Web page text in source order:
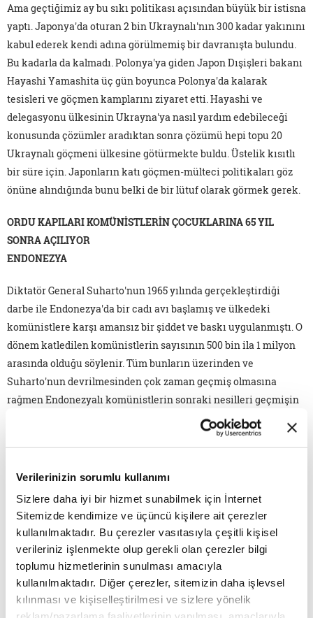
Verilerinizin sorumlu kullanımı
Sizlere daha iyi bir hizmet sunabilmek için İnternet
Sitemizde kendimize ve üçüncü kişilere ait çerezler
kullanılmaktadır. Bu çerezler vasıtasıyla çeşitli kişisel
verileriniz işlenmekte olup gerekli olan çerezler bilgi
toplumu hizmetlerinin sunulması amacıyla
kullanılmaktadır. Diğer çerezler, sitemizin daha işlevsel
kılınması ve kişiselleştirilmesi ve sizlere yönelik
Ama geçtiğimiz ay bu sıkı politikası açısından büyük bir istisna
yaptı. Japonya'da oturan 2 bin Ukraynalı'nın 300 kadar yakınını
kabul ederek kendi adına görülmemiş bir davranışta bulundu.
Bu kadarla da kalmadı. Polonya'ya giden Japon Dışişleri bakanı
Hayashi Yamashita üç gün boyunca Polonya'da kalarak
tesisleri ve göçmen kamplarını ziyaret etti. Hayashi ve
delegasyonu ülkesinin Ukrayna'ya nasıl yardım edebileceği
konusunda çözümler aradıktan sonra çözümü hepi topu 20
Ukraynalı göçmeni ülkesine götürmekte buldu. Üstelik kısıtlı
bir süre için. Japonların katı göçmen-mülteci politikaları göz
önüne alındığında bunu belki de bir lütuf olarak görmek gerek.
ORDU KAPILARI KOMÜNİSTLERİN ÇOCUKLARINA 65 YIL
SONRA AÇILIYOR
ENDONEZYA
Diktatör General Suharto'nun 1965 yılında gerçekleştirdiği
darbe ile Endonezya'da bir cadı avı başlamış ve ülkedeki
komünistlere karşı amansız bir şiddet ve baskı uygulanmıştı. O
dönem katledilen komünistlerin sayısının 500 bin ila 1 milyon
arasında olduğu söylenir. Tüm bunların üzerinden ve
Suharto'nun devrilmesinden çok zaman geçmiş olmasına
rağmen Endonezyalı komünistlerin sonraki nesilleri geçmişin
günahlarının cezasını çekmeye devam ettiler. Bu cezalardan
biri de Endonezya Komünist Partisi üyelerinin akrabalarının
Andika Perkasa tarafından açıklanan sürpriz bir karar
Endonezya'nın geçmişin hayaletlerinden kurtulup toplumdaki
bölünmeyi sona erdirme kararlılığı olarak yorumlanıyor. Buna
göre 65 yılın ardından komünist ailelerin bugünkü nesillerine
Endonezya ordusunda görev yapma yolu açılıyor. Bu kararla
Endonezya'da toplumsal fırkalar ve devlet ile halk arasındaki 65
yıllık fay hattı tamir edilmeye çalışılıyor.
"LONDON BRIDGE" OPERASYONU: KRALİÇEYE SON VEDA